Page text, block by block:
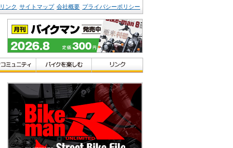
リンク サイトマップ 会社概要 プライバシーポリシー